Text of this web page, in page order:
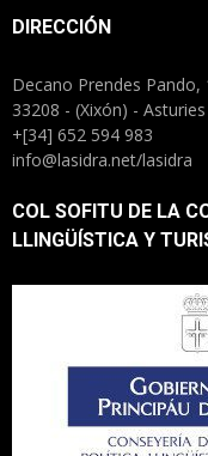
DIRECCIÓN
Decano Prendes Pando,
33208 - (Xixón) - Asturies
+[34] 652 594 983
info@lasidra.net/lasidra
COL SOFITU DE LA
LLINGÜÍSTICA Y